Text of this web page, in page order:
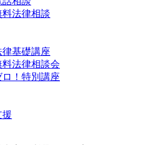
法律相談
基礎講座
法律相談会
！特別講座
援